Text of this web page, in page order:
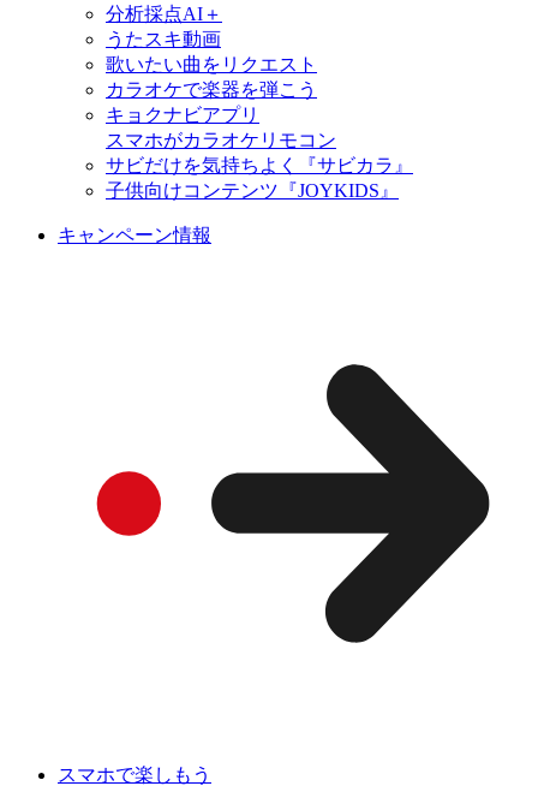
分析採点AI＋
うたスキ動画
歌いたい曲をリクエスト
カラオケで楽器を弾こう
キョクナビアプリ
スマホがカラオケリモコン
サビだけを気持ちよく『サビカラ』
子供向けコンテンツ『JOYKIDS』
キャンペーン情報
スマホで楽しもう